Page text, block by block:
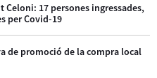
17 persones ingressades,
per Covid-19
de promoció de la compra local